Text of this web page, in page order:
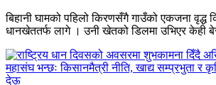
बिहानी घामको पहिलो किरणसँगै गाउँको एकजना वृद्ध
धानखेततर्फ लागे । उनी खेतको डिलमा उभिएर केही